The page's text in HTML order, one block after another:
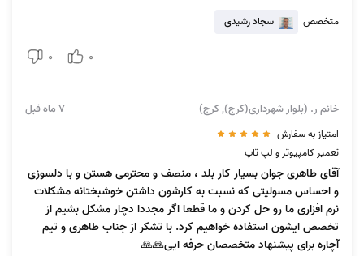
متخصص سجاد رشیدی
0
0
خانم ر. (بلوار شهرداری(کرج), کرج) 7 ماه قبل
امتیاز به سفارش
تعمیر کامپیوتر و لپ تاپ
آقای طاهری جوان بسیار کار بلد ، منصف و محترمی هستن و با دلسوزی
و احساس مسولیتی که نسبت به کارشون داشتن خوشبختانه مشکلات
نرم افزاری ما رو حل کردن و ما قطعا اگر مجددا دچار مشکل بشیم از
تخصص ایشون استفاده خواهیم کرد. با تشکر از جناب طاهری و تیم
آچاره برای پیشنهاد متخصصان حرفه ایی🙏🙏